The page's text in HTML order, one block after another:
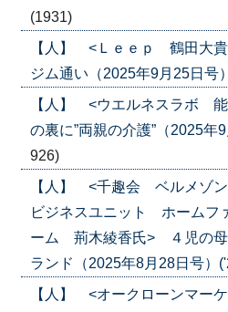
(1931)
【人】 <Ｌｅｅｐ 鶴田大
ジム通い（2025年9月25日号
【人】 <ウエルネスラボ
の裏に”両親の介護”（2025年
926)
【人】 <千趣会 ベルメゾ
ビジネスユニット ホームフ
ーム 荊木綾香氏> ４児の母
ランド（2025年8月28日号）
【人】 <オークローンマー